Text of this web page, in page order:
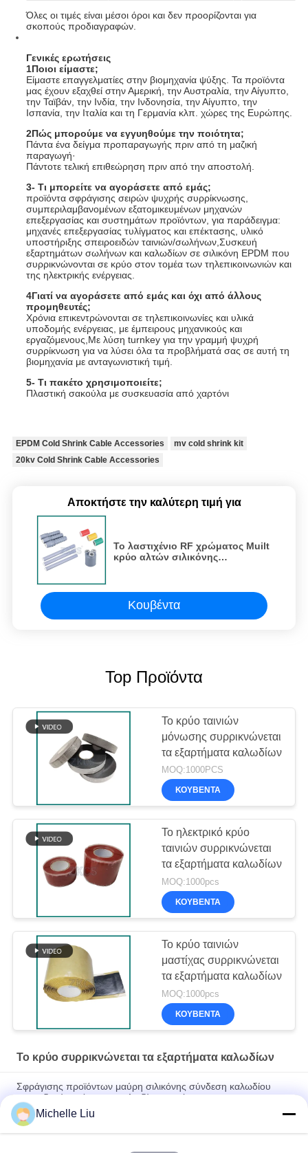
Όλες οι τιμές είναι μέσοι όροι και δεν προορίζονται για
σκοπούς προδιαγραφών.
Γενικές ερωτήσεις
1Ποιοι είμαστε;
Είμαστε επαγγελματίες στην βιομηχανία ψύξης. Τα προϊόντα
μας έχουν εξαχθεί στην Αμερική, την Αυστραλία, την Αίγυπτο,
την Ταϊβάν, την Ινδία, την Ινδονησία, την Αίγυπτο, την
Ισπανία, την Ιταλία και τη Γερμανία κλπ. χώρες της Ευρώπης.
2Πώς μπορούμε να εγγυηθούμε την ποιότητα;
Πάντα ένα δείγμα προπαραγωγής πριν από τη μαζική
παραγωγή·
Πάντοτε τελική επιθεώρηση πριν από την αποστολή.
3- Τι μπορείτε να αγοράσετε από εμάς;
προϊόντα σφράγισης σειρών ψυχρής συρρίκνωσης,
συμπεριλαμβανομένων εξατομικευμένων μηχανών
επεξεργασίας και συστημάτων προϊόντων, για παράδειγμα:
μηχανές επεξεργασίας τυλίγματος και επέκτασης, υλικό
υποστήριξης σπειροειδών ταινιών/σωλήνων,Συσκευή
εξαρτημάτων σωλήνων και καλωδίων σε σιλικόνη EPDM που
συρρικνώνονται σε κρύο στον τομέα των τηλεπικοινωνιών και
της ηλεκτρικής ενέργειας.
4Γιατί να αγοράσετε από εμάς και όχι από άλλους
προμηθευτές;
Χρόνια επικεντρώνονται σε τηλεπικοινωνίες και υλικά
υποδομής ενέργειας, με έμπειρους μηχανικούς και
εργαζόμενους,Με λύση turnkey για την γραμμή ψυχρή
συρρίκνωση για να λύσει όλα τα προβλήματά σας σε αυτή τη
βιομηχανία με ανταγωνιστική τιμή.
5- Τι πακέτο χρησιμοποιείτε;
Πλαστική σακούλα με συσκευασία από χαρτόνι
EPDM Cold Shrink Cable Accessories
mv cold shrink kit
20kv Cold Shrink Cable Accessories
Αποκτήστε την καλύτερη τιμή για
Το λαστιχένιο RF χρώματος Muilt
κρύο αλτών σιλικόνης
Κουβέντα
Top Προϊόντα
Το κρύο ταινιών
μόνωσης συρρικνώνεται
τα εξαρτήματα καλωδίων
MOQ:1000PCS
ΚΟΥΒΈΝΤΑ
Το ηλεκτρικό κρύο
ταινιών συρρικνώνεται
τα εξαρτήματα καλωδίων
MOQ:1000pcs
ΚΟΥΒΈΝΤΑ
Το κρύο ταινιών
μαστίχας συρρικνώνεται
τα εξαρτήματα καλωδίων
MOQ:1000pcs
ΚΟΥΒΈΝΤΑ
Το κρύο συρρικνώνεται τα εξαρτήματα καλωδίων
Σφράγισης προϊόντων μαύρη σιλικόνης σύνδεση καλωδίου
τροφοδοσίας μόνωσης καλωδίων κοινή
35kv η τάση τρία UV κρύο Resisitance πυρήνων συρρικνώνεται
τις υπαίθριες εξαρτήσεις εξαρτημάτων
Michelle Liu